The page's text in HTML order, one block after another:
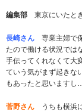
編集部 東京にいたと
長崎さん
専業主婦で
たので働ける状況では
手伝ってくれなくて大
ていう気がまず起きな
もあったと思いますし…
菅野さん
うちも横浜